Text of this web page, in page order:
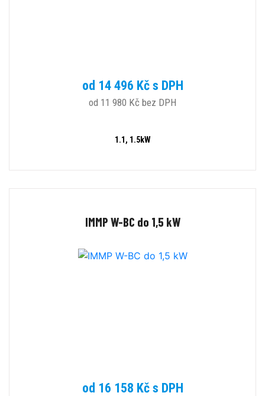
od 14 496 Kč s DPH
od 11 980 Kč bez DPH
1.1, 1.5kW
IMMP W-BC do 1,5 kW
od 16 158 Kč s DPH